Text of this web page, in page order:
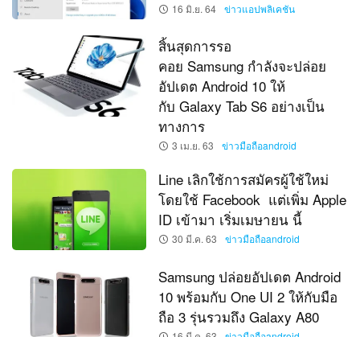
16 มิ.ย. 64 ข่าวแอปพลิเคชัน
สิ้นสุดการรอ
คอย Samsung กำลังจะปล่อย
อัปเดต Android 10 ให้
กับ Galaxy Tab S6 อย่างเป็น
ทางการ
3 เม.ย. 63 ข่าวมือถือandroid
Line เลิกใช้การสมัครผู้ใช้ใหม่
โดยใช้ Facebook แต่เพิ่ม Apple
ID เข้ามา เริ่มเมษายน นี้
30 มี.ค. 63 ข่าวมือถือandroid
Samsung ปล่อยอัปเดต Android
10 พร้อมกับ One UI 2 ให้กับมือ
ถือ 3 รุ่นรวมถึง Galaxy A80